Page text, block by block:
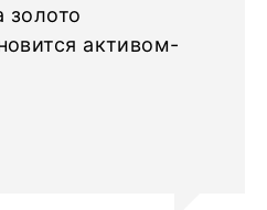
золото
активом-